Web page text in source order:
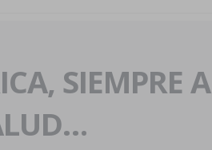
SIEMPRE